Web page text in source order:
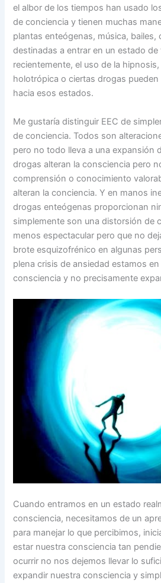
el albor de los tiempos han usado
de conciencia y tienen muchas
plantas enteógenas, música, bailes,
destinadas a entrar en un estado de
recientemente, el uso de la
holotrópica o ciertas drogas pueden
hacia esos estados.
Me gustaría distinguir EEC de
de conciencia. Todos son
pero no todo lleva a una expansión
drogas alteran la consciencia pero
comprensión o conocimiento
alteran la conciencia. Y en manos
drogas enteógenas proporcionan
simplemente son una distorsión de
menos espectacular pero que no
brote esquizofrénico en algunas
plena crisis de ansiedad estamos
consciencia y no precisamente
Cuando entramos en un estado
consciencia, necesitamos de un
para manejar lo que percibimos,
estar nuestra consciencia tan
ocurrir no nos dejemos llevar lo
expandir nuestra consciencia y